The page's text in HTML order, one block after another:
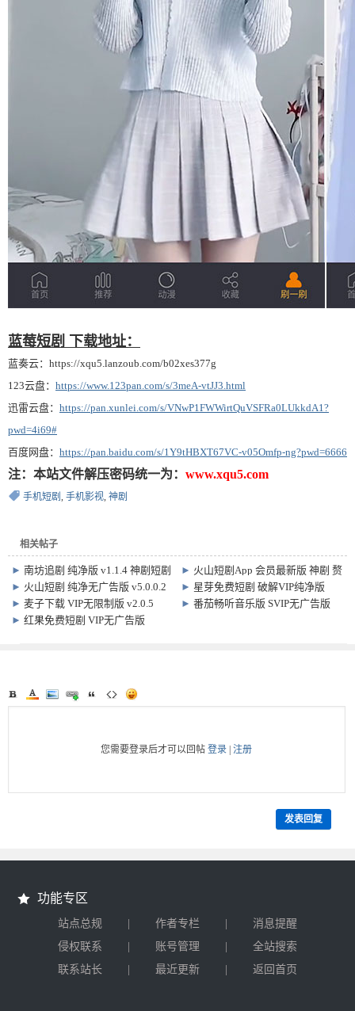
蓝莓短剧 下载地址：
蓝奏云： https://xqu5.lanzoub.com/b02xes377g
123云盘： https://www.123pan.com/s/3meA-vtJJ3.html
迅雷云盘： https://pan.xunlei.com/s/VNwP1FWWirtQuVSFRa0LUkkdA1?
pwd=4i69#
百度网盘： https://pan.baidu.com/s/1Y9tHBXT67VC-v05Omfp-ng?pwd=6666
注：本站文件解压密码统一为： www.xqu5.com
手机短剧 , 手机影视, 神剧
相关帖子
►南坊追剧 纯净版 v1.1.4 神剧短剧
影视 动漫 软件
► 火山短剧App 会员最新版 神剧 赘
婿 穿越 重生 免费看 软件
► 火山短剧 纯净无广告版 v5.0.0.2
免费神剧追剧软件
►星芽免费短剧 破解VIP纯净版
v3.8.4.1
►麦子下载 VIP无限制版 v2.0.5 ►番茄畅听音乐版 SVIP无广告版
►红果免费短剧 VIP无广告版
您需要登录后才可以回帖登录 |注册
发表回复
功能专区
站点总规 | 作者专栏 |
消息提醒
侵权联系
| 账号管理 |
全站搜索
联系站长
| 最近更新 | 返回首页